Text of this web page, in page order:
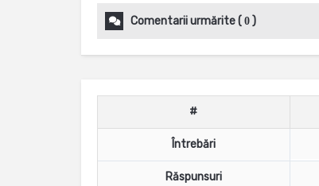
Comentarii urmărite( 0 )
#
Întrebări
Răspunsuri